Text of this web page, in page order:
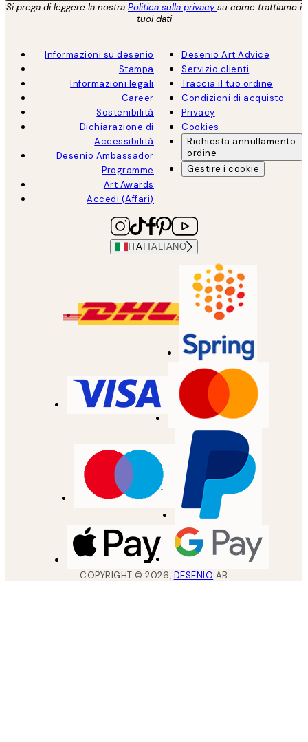
Si prega di leggere la nostra Politica sulla privacysu come trattiamo i
tuoi dati
Informazioni su desenio
Stampa
Informazioni legali
Career
Sostenibilità
Dichiarazione di
Accessibilità
Desenio Ambassador
Programme
Art Awards
Accedi (Affari)
Desenio Art Advice
Servizio clienti
Traccia il tuo ordine
Condizioni di acquisto
Privacy
Cookies
Richiesta annullamento
ordine
Gestire i cookie
ITA ITALIANO
COPYRIGHT ©2026, DESENIO AB